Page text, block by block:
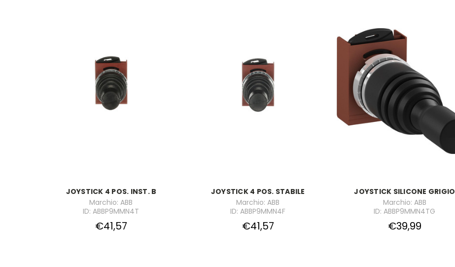
JOYSTICK 4 POS. INST. B
Marchio: ABB
ID: ABBP9MMN4T
€41,57
JOYSTICK 4 POS. STABILE
Marchio: ABB
ID: ABBP9MMN4F
€41,57
JOYSTICK SILICONE GRIGIO
Marchio: ABB
ID: ABBP9MMN4TG
€39,99